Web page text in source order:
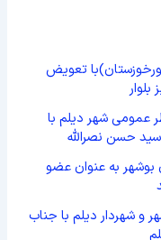
تعویض
عمومی شهر دیلم با
حسن نصرالله
بوشهر به عنوان عضو
و شهردار دیلم با جناب